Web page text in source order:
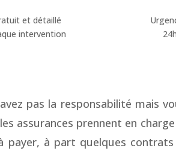
et détaillé
intervention
avez pas la responsabilité mais
assurances prennent en
payer, à part quelques